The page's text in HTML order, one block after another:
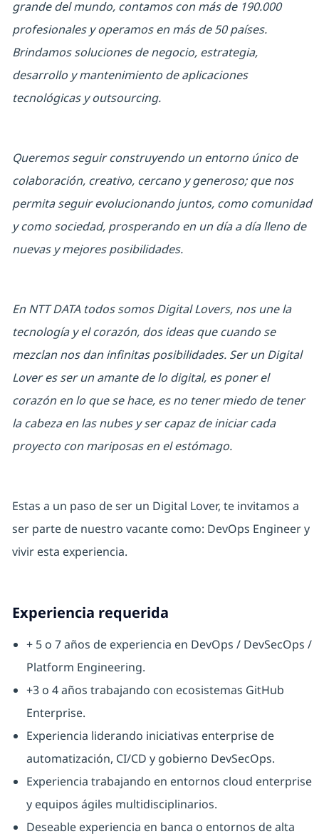
grande del mundo, contamos con más de 190.000
profesionales y operamos en más de 50 países.
Brindamos soluciones de negocio, estrategia,
desarrollo y mantenimiento de aplicaciones
tecnológicas y outsourcing.
Queremos seguir construyendo un entorno único de
colaboración, creativo, cercano y generoso; que nos
permita seguir evolucionando juntos, como comunidad
y como sociedad, prosperando en un día a día lleno de
nuevas y mejores posibilidades.
En NTT DATA todos somos Digital Lovers, nos une la
tecnología y el corazón, dos ideas que cuando se
mezclan nos dan infinitas posibilidades. Ser un Digital
Lover es ser un amante de lo digital, es poner el
corazón en lo que se hace, es no tener miedo de tener
la cabeza en las nubes y ser capaz de iniciar cada
proyecto con mariposas en el estómago.
Estas a un paso de ser un Digital Lover, te invitamos a
ser parte de nuestro vacante como: DevOps Engineery
vivir esta experiencia.
Experiencia requerida
+ 5 o 7 años de experiencia en DevOps / DevSecOps /
Platform Engineering.
+3 o 4 años trabajando con ecosistemas GitHub
Enterprise.
Experiencia liderando iniciativas enterprise de
automatización, CI/CD y gobierno DevSecOps.
Experiencia trabajando en entornos cloud enterprise
y equipos ágiles multidisciplinarios.
Deseable experiencia en banca o entornos de alta